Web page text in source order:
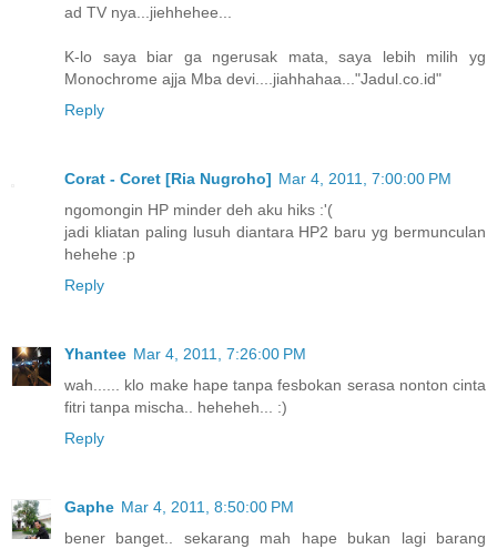
ad TV nya...jiehhehee...
K-lo saya biar ga ngerusak mata, saya lebih milih yg
Monochrome ajja Mba devi....jiahhahaa..."Jadul.co.id"
Reply
Corat - Coret [Ria Nugroho] Mar 4, 2011, 7:00:00 PM
ngomongin HP minder deh aku hiks :'(
jadi kliatan paling lusuh diantara HP2 baru yg bermunculan
hehehe :p
Reply
Yhantee Mar 4, 2011, 7:26:00 PM
wah...... klo make hape tanpa fesbokan serasa nonton cinta
fitri tanpa mischa.. heheheh... :)
Reply
Gaphe Mar 4, 2011, 8:50:00 PM
bener banget.. sekarang mah hape bukan lagi barang